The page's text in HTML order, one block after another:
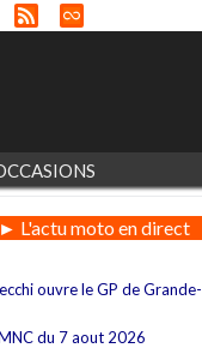
L'actu moto en direct
ouvre le GP de Grande-
du 7 aout 2026